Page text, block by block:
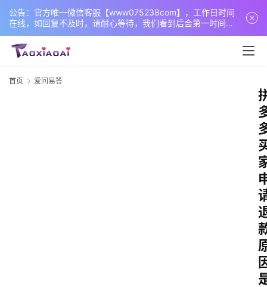
公告：官方唯一微信客服【www075238com】，工作日时间
在线，如回复不及时，请耐心等待，我们看到后会第一时间回
复您！
首页 爱问易答